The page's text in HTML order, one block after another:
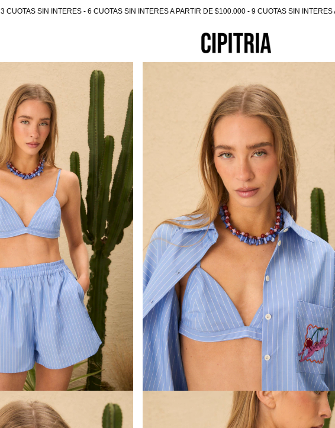
3 CUOTAS SIN INTERES - 6 CUOTAS SIN INTERES A PARTIR DE $100.000 - 9 CUOTAS SIN INTERES